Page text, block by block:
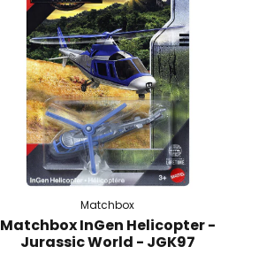
Matchbox
Matchbox InGen Helicopter -
Jurassic World - JGK97